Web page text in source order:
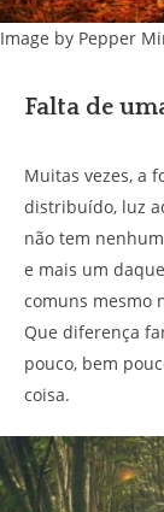
Image by Pepper
Falta de
Muitas vezes, a
distribuído, luz
não tem
e mais um
comuns mesmo
Que diferença
pouco, bem
coisa.